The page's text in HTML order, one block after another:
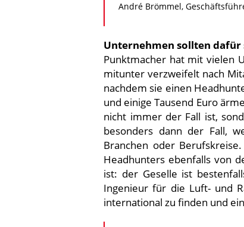
André Brömmel,
Unternehmen sollten dafür
Punktmacher hat mit vielen
mitunter verzweifelt nach
nachdem sie einen
und einige Tausend Euro
nicht immer der Fall ist,
besonders dann der Fall,
Branchen oder
Headhunters ebenfalls von
ist: der Geselle ist
Ingenieur für die Luft- und
international zu finden und